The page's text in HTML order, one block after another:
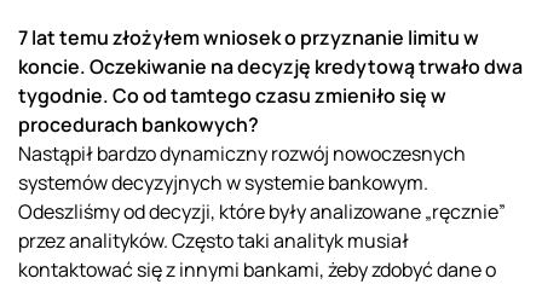
7 lat temu złożyłem wniosek o przyznanie limitu w
koncie. Oczekiwanie na decyzję kredytową trwało dwa
tygodnie. Co od tamtego czasu zmieniło się w
procedurach bankowych?
Nastąpił bardzo dynamiczny rozwój nowoczesnych
systemów decyzyjnych w systemie bankowym.
Odeszliśmy od decyzji, które były analizowane „ręcznie”
przez analityków. Często taki analityk musiał
kontaktować się z innymi bankami, żeby zdobyć dane o